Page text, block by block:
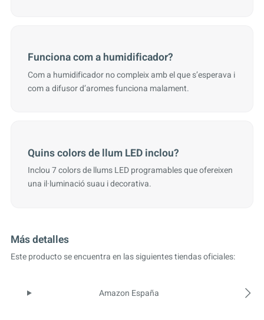
Funciona com a humidificador?
Com a humidificador no compleix amb el que s’esperava i
com a difusor d’aromes funciona malament.
Quins colors de llum LED inclou?
Inclou 7 colors de llums LED programables que ofereixen
una il·luminació suau i decorativa.
Más detalles
Este producto se encuentra en las siguientes tiendas oficiales:
Amazon España